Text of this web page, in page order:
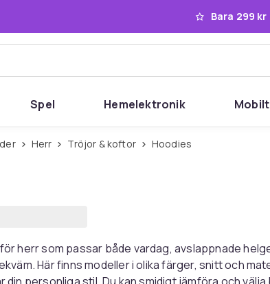
Bara 299
Spel Hemelektronik
Herr Tröjor & koftor Hoodies
herr som passar både vardag, avslappnade
Här finns modeller i olika färger, snitt och